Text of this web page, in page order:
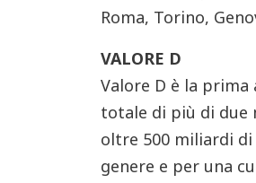
Roma, Torino,
VALORE D
Valore D è la
totale di più di due
oltre 500 miliardi di
genere e per una